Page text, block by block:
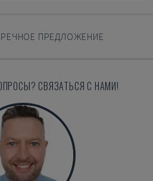
ПРЕДЛОЖЕНИЕ
СВЯЗАТЬСЯ С НАМИ!